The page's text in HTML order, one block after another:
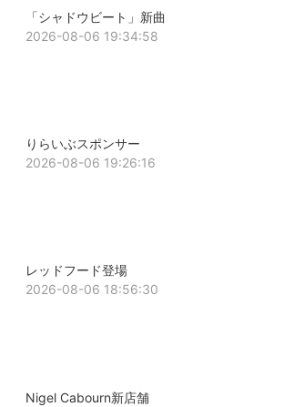
「シャドウビート」新曲
2026-08-06 19:34:58
りらいぶスポンサー
2026-08-06 19:26:16
レッドフード登場
2026-08-06 18:56:30
Nigel Cabourn新店舗